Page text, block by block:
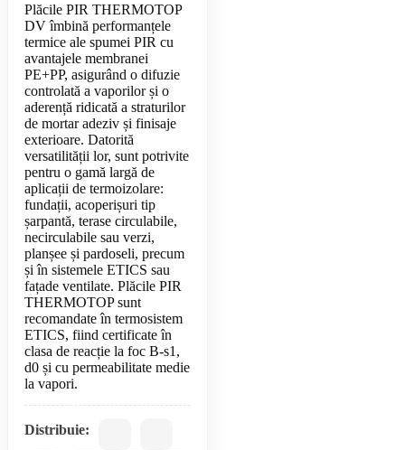
Plăcile PIR THERMOTOP
DV îmbină performanțele
termice ale spumei PIR cu
avantajele membranei
PE+PP, asigurând o difuzie
controlată a vaporilor și o
aderență ridicată a straturilor
de mortar adeziv și finisaje
exterioare. Datorită
versatilității lor, sunt potrivite
pentru o gamă largă de
aplicații de termoizolare:
fundații, acoperișuri tip
șarpantă, terase circulabile,
necirculabile sau verzi,
planșee și pardoseli, precum
și în sistemele ETICS sau
fațade ventilate. Plăcile PIR
THERMOTOP sunt
recomandate în termosistem
ETICS, fiind certificate în
clasa de reacție la foc B-s1,
d0 și cu permeabilitate medie
Distribuie: